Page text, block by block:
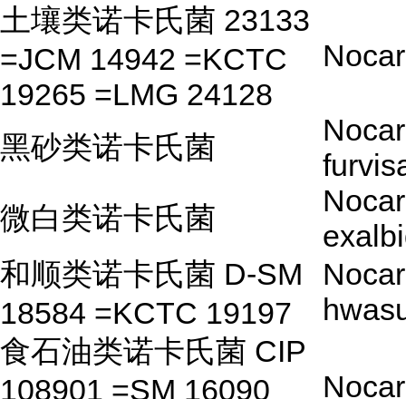
土壤类诺卡氏菌 23133
=JCM 14942 =KCTC
19265 =LMG 24128
黑砂类诺卡氏菌
微白类诺卡氏菌
和顺类诺卡氏菌 D-SM
18584 =KCTC 19197
食石油类诺卡氏菌 CIP
108901 =SM 16090